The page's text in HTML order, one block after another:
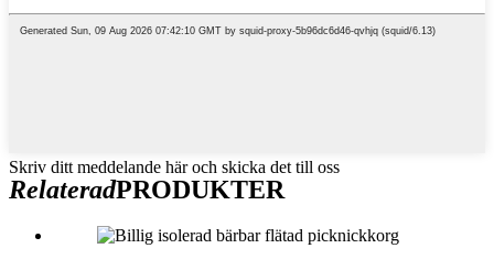
Skriv ditt meddelande här och skicka det till oss
RelateradPRODUKTER